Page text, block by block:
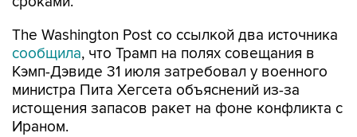
The Washington Post со ссылкой два источника
сообщила, что Трамп на полях совещания в
Кэмп-Дэвиде 31 июля затребовал у военного
министра Пита Хегсета объяснений из-за
истощения запасов ракет на фоне конфликта с
Ираном.